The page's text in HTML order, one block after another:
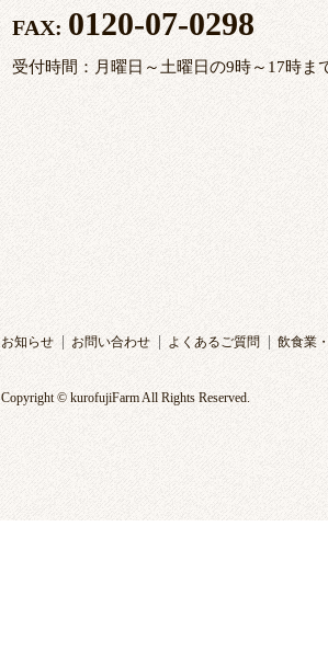
FAX: 0120-07-0298
受付時間：月曜日～土曜日の9時～17時ま
お知らせ お問い合わせ よくあるご質問 飲食業
Copyright © kurofujiFarm All Rights Reserved.